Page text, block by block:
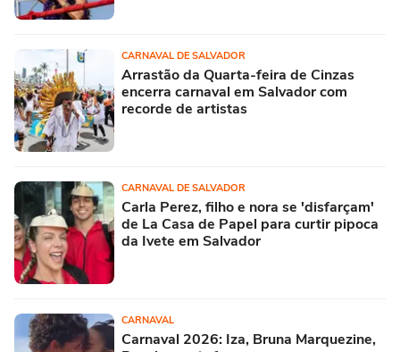
CARNAVAL DE SALVADOR
Arrastão da Quarta-feira de Cinzas
encerra carnaval em Salvador com
recorde de artistas
CARNAVAL DE SALVADOR
Carla Perez, filho e nora se 'disfarçam'
de La Casa de Papel para curtir pipoca
da Ivete em Salvador
CARNAVAL
Carnaval 2026: Iza, Bruna Marquezine,